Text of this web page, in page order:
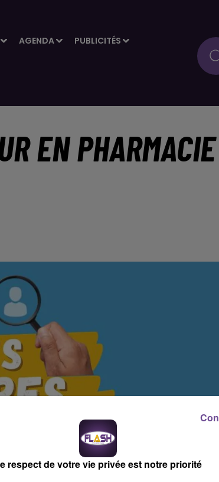
AGENDA PUBLICITÉS
EN PHARMACIE
respect de votre vie privée est notre priorité